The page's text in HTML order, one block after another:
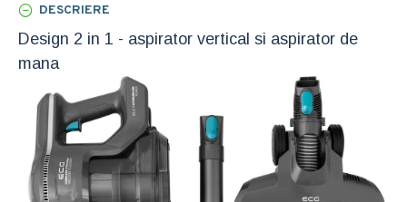
DESCRIERE
Design 2 in 1 - aspirator vertical si aspirator de
mana